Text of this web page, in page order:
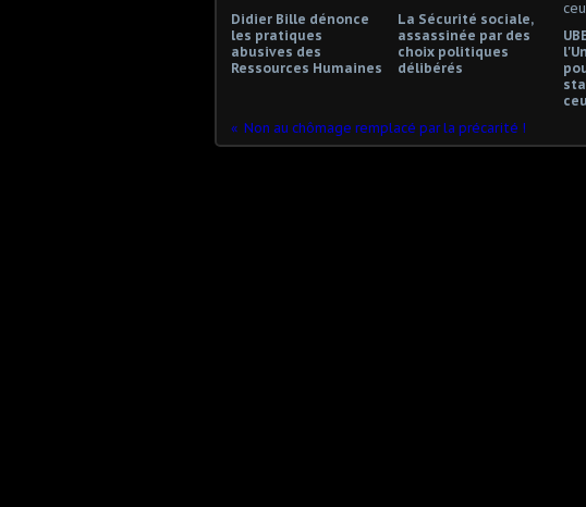
Didier Bille dénonce
les pratiques
abusives des
Ressources Humaines
La Sécurité sociale,
assassinée par des
choix politiques
délibérés
Non au chômage remplacé par la précarité !